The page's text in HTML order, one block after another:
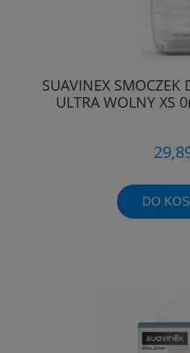
SUAVINEX SMOCZEK
ULTRA WOLNY XS
DO